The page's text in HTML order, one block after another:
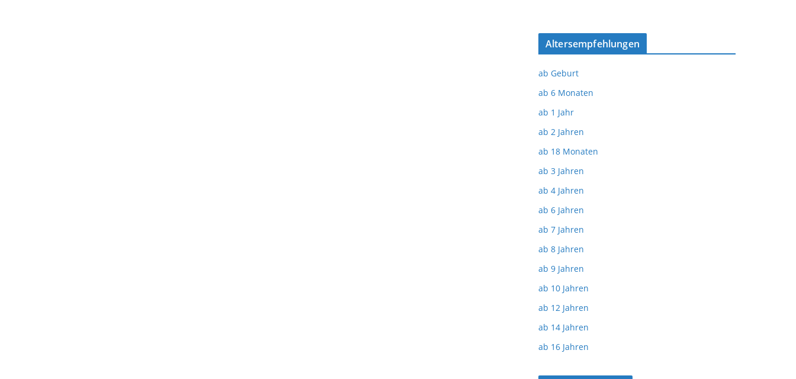
Altersempfehlungen
ab Geburt
ab 6 Monaten
ab 1 Jahr
ab 2 Jahren
ab 18 Monaten
ab 3 Jahren
ab 4 Jahren
ab 6 Jahren
ab 7 Jahren
ab 8 Jahren
ab 9 Jahren
ab 10 Jahren
ab 12 Jahren
ab 14 Jahren
ab 16 Jahren